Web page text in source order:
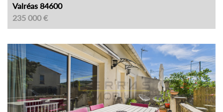
Valréas 84600
235 000 €